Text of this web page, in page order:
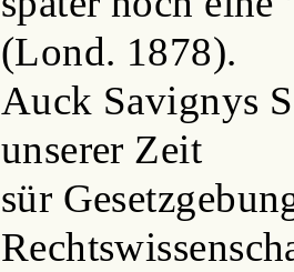
(Lond. 1878).
Auck Savignys
unserer Zeit
sür